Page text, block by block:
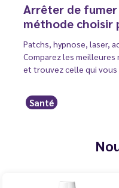
Arrêter de fumer
méthode choisir
Patchs, hypnose, laser,
Comparez les
et trouvez celle qui vous
Santé